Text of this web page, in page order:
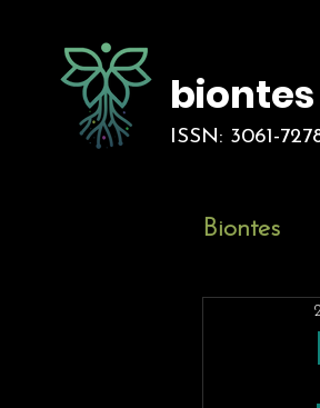
biontes
ISSN: 3061-
Biontes